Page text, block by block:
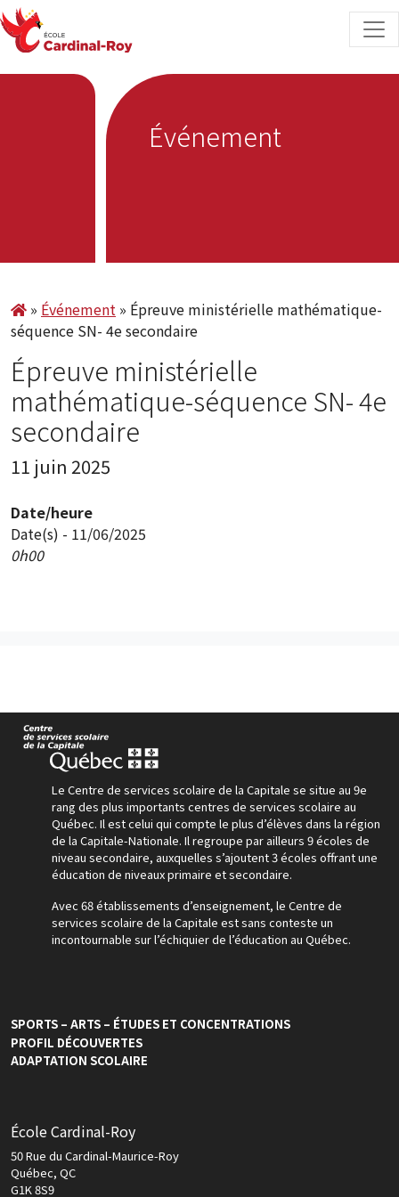
Skip to content
Événement
» Événement » Épreuve ministérielle mathématique-
séquence SN- 4e secondaire
Épreuve ministérielle
mathématique-séquence SN- 4e
secondaire
11 juin 2025
Date/heure
Date(s) - 11/06/2025
0h00
Le Centre de services scolaire de la Capitale se situe au 9e
rang des plus importants centres de services scolaire au
Québec. Il est celui qui compte le plus d’élèves dans la région
de la Capitale-Nationale. Il regroupe par ailleurs 9 écoles de
niveau secondaire, auxquelles s’ajoutent 3 écoles offrant une
éducation de niveaux primaire et secondaire.
Avec 68 établissements d’enseignement, le Centre de
services scolaire de la Capitale est sans conteste un
incontournable sur l’échiquier de l’éducation au Québec.
SPORTS – ARTS – ÉTUDES ET CONCENTRATIONS
PROFIL DÉCOUVERTES
ADAPTATION SCOLAIRE
École Cardinal-Roy
50 Rue du Cardinal-Maurice-Roy
Québec, QC
G1K 8S9